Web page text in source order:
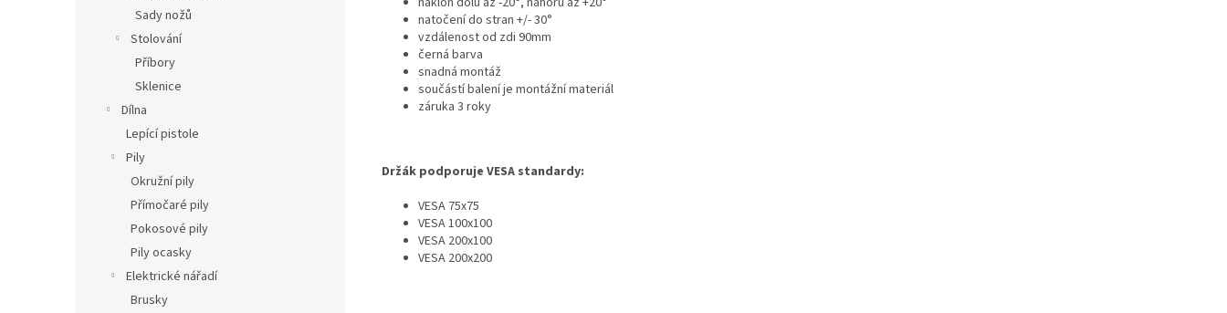
Sady nožů
Stolování
Příbory
Sklenice
Dílna
Lepící pistole
Pily
Okružní pily
Přímočaré pily
Pokosové pily
Pily ocasky
Elektrické nářadí
Brusky
natočení do stran +/- 30°
vzdálenost od zdi 90mm
černá barva
snadná montáž
součástí balení je montážní materiál
záruka 3 roky
Držák podporuje VESA standardy:
VESA 75x75
VESA 100x100
VESA 200x100
VESA 200x200